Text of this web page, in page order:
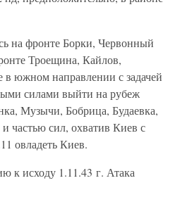
на фронте Борки, Червонный
Троещина, Кайлов,
в южном направлении с задачей
силами выйти на рубеж
Музычи, Бобрица, Будаевка,
частью сил, охватив Киев с
овладеть Киев.
к исходу 1.11.43 г. Атака